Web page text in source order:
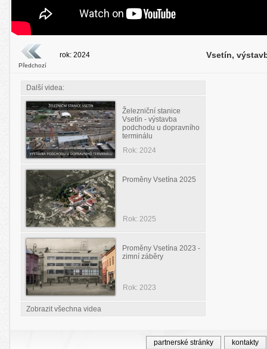
Předchozí
rok: 2024 Vsetín,
Další videa:
Železniční stanice
Vsetín - výstavba
podchodu u dopravního
terminálu
Rok: 2024
Proměny Vsetína 2025
Rok: 2025
Proměny Vsetína 2023 -
zimní záběry
Rok: 2023
Zobrazit všechna videa
partnerské stránky kontakty